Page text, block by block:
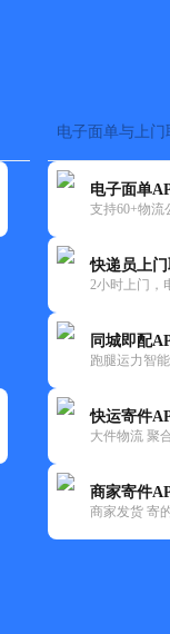
电子面单与上门
电子面单
支持60+物流
快递员上
2小时上门，
同城即配
跑腿运力智
快运寄件
大件物流 聚
商家寄件
商家发货 寄